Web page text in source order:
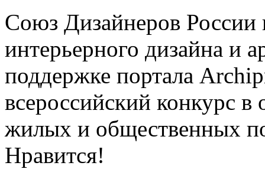
Союз Дизайнеров России
интерьерного дизайна и
поддержке портала
всероссийский конкурс в
жилых и общественных
Нравится!